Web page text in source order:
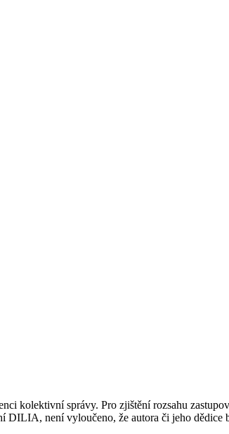
kolektivní správy. Pro zjištění rozsahu
není vyloučeno, že autora či jeho dědice